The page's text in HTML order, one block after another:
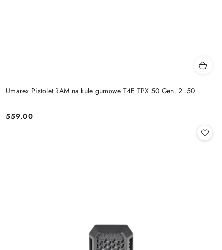
Umarex Pistolet RAM na kule gumowe T4E TPX 50 Gen. 2 .50
Cena:
559.00